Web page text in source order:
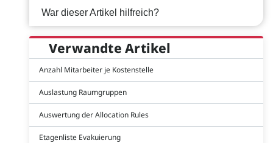
War dieser Artikel hilfreich?
Verwandte Artikel
Anzahl Mitarbeiter je Kostenstelle
Auslastung Raumgruppen
Auswertung der Allocation Rules
Etagenliste Evakuierung